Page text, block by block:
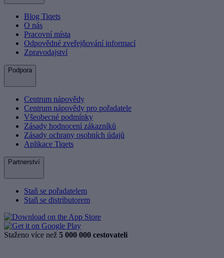
Blog Tiqets
O nás
Pracovní místa
Odpovědné zveřejňování informací
Zpravodajství
Podpora
Centrum nápovědy
Centrum nápovědy pro pořadatele
Všeobecné podmínky
Zásady hodnocení zákazníků
Zásady ochrany osobních údajů
Aplikace Tiqets
Partnerství
Staň se pořadatelem
Staň se distributorem
Staženo více než 5 000 000 cestovateli